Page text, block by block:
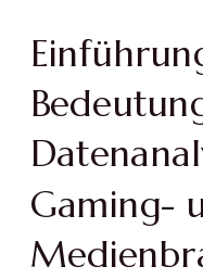
Gaming-